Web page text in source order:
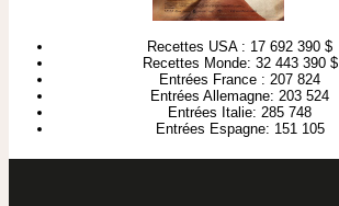
Recettes USA : 17 692 390 $
Recettes Monde: 32 443 390 $
Entrées France : 207 824
Entrées Allemagne: 203 524
Entrées Italie: 285 748
Entrées Espagne: 151 105